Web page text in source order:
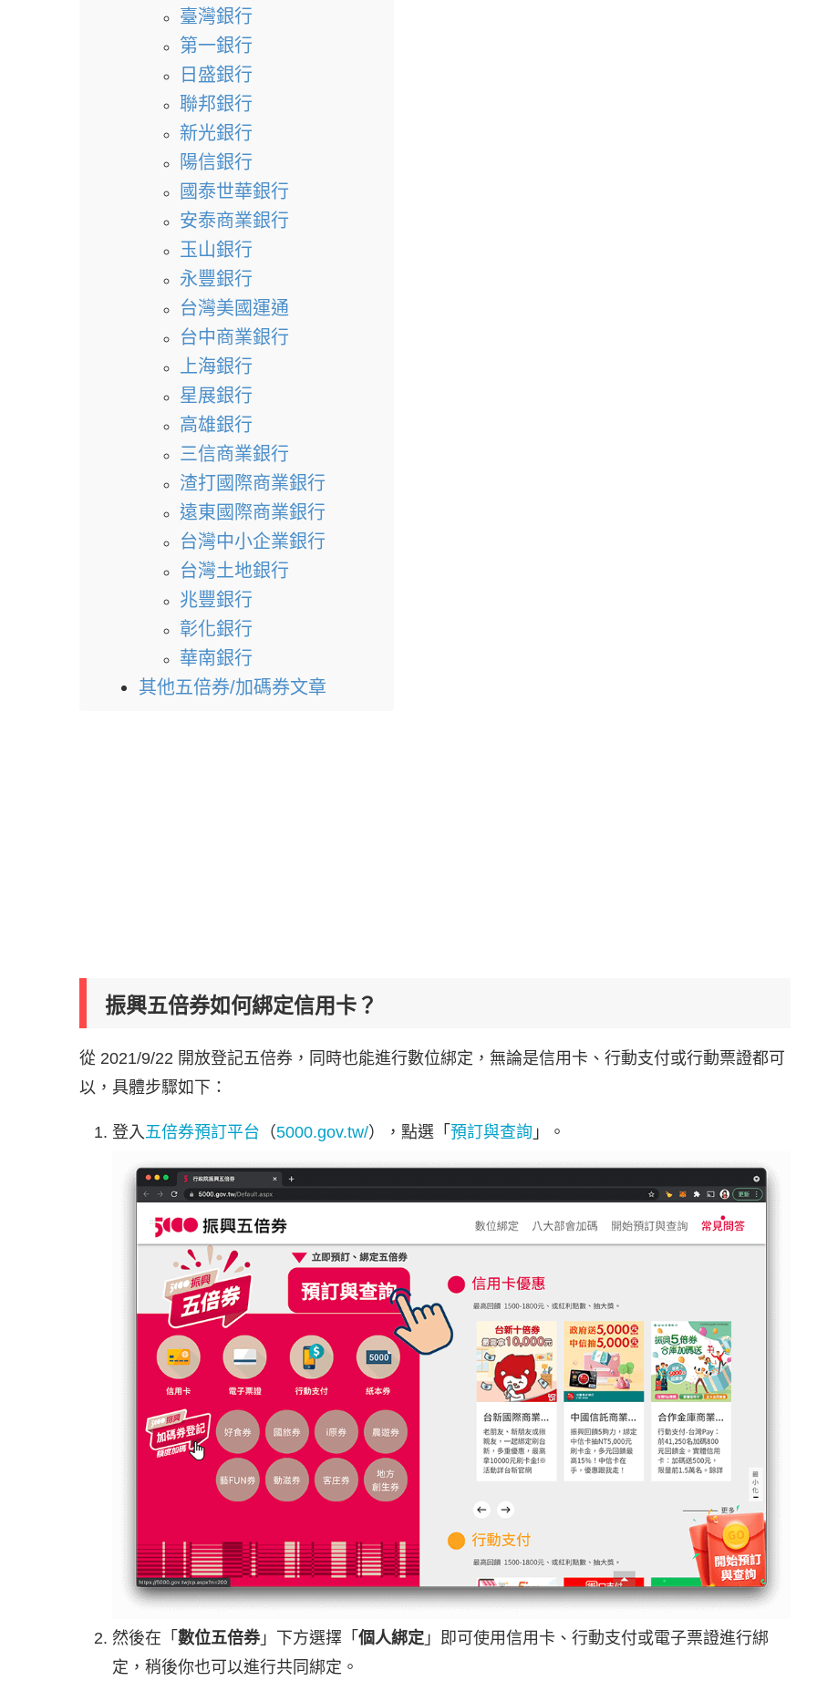
臺灣銀行
第一銀行
日盛銀行
聯邦銀行
新光銀行
陽信銀行
國泰世華銀行
安泰商業銀行
玉山銀行
永豐銀行
台灣美國運通
台中商業銀行
上海銀行
星展銀行
高雄銀行
三信商業銀行
渣打國際商業銀行
遠東國際商業銀行
台灣中小企業銀行
台灣土地銀行
兆豐銀行
彰化銀行
華南銀行
其他五倍券/加碼券文章
振興五倍券如何綁定信用卡？
從 2021/9/22 開放登記五倍券，同時也能進行數位綁定，無論是信用卡、行動支付或行動票證都可
以，具體步驟如下：
登入五倍券預訂平台 （5000.gov.tw/），點選「 預訂與查詢 」。
然後在「 數位五倍券」下方選擇「 個人綁定 」即可使用信用卡、行動支付或電子票證進行綁
定，稍後你也可以進行共同綁定。